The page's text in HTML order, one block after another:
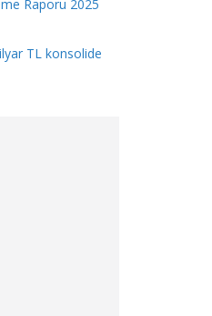
Raporu 2025
TL konsolide